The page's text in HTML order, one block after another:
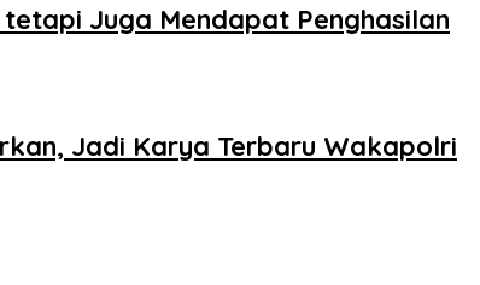
Juga Mendapat Penghasilan
Jadi Karya Terbaru Wakapolri